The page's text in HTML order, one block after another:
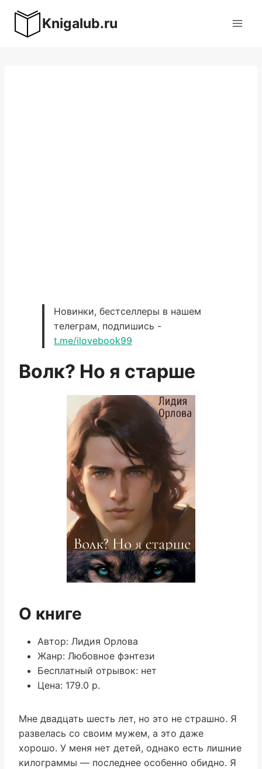
содержимому
Knigalub.ru
Новинки, бестселлеры в нашем
телеграм, подпишись -
t.me/ilovebook99
Волк? Но я старше
О книге
Автор: Лидия Орлова
Жанр: Любовное фэнтези
Бесплатный отрывок: нет
Цена: 179.0 р.
Мне двадцать шесть лет, но это не страшно. Я
развелась со своим мужем, а это даже
хорошо. У меня нет детей, однако есть лишние
килограммы — последнее особенно обидно. Я